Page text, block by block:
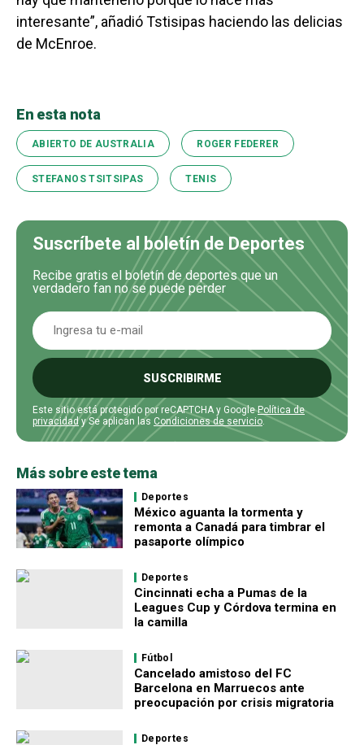
interesante”, añadió Tstisipas haciendo las delicias
de McEnroe.
En esta nota
ABIERTO DE AUSTRALIA ROGER FEDERER
STEFANOS TSITSIPAS TENIS
Suscríbete al boletín de Deportes
Recibe gratis el boletín de deportes que un
verdadero fan no se puede perder
SUSCRIBIRME
Este sitio está protegido por reCAPTCHA y GooglePolítica de
privacidady Se aplican las Condiciones de servicio
Más sobre este tema
Deportes
México aguanta la tormenta y
remonta a Canadá para timbrar el
pasaporte olímpico
Deportes
Cincinnati echa a Pumas de la
Leagues Cup y Córdova termina en
la camilla
Fútbol
Cancelado amistoso del FC
Barcelona en Marruecos ante
preocupación por crisis migratoria
Deportes